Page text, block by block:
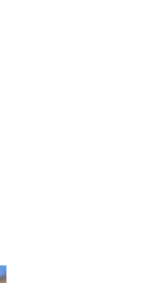
miradas que organizan y
Becher y Félix ‘Chango’ Monti,
Sumo en el Estadio Obras en